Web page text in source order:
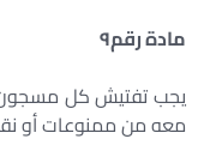
مادة رقم٩
يجب تفتيش كل مسجون
معه من ممنوعات أو